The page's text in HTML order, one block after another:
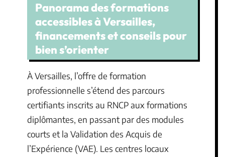
Panorama des formations
accessibles à Versailles,
financements et conseils pour
bien s’orienter
À Versailles, l’offre de formation
professionnelle s’étend des parcours
certifiants inscrits au RNCP aux formations
diplômantes, en passant par des modules
courts et la Validation des Acquis de
l’Expérience (VAE). Les centres locaux